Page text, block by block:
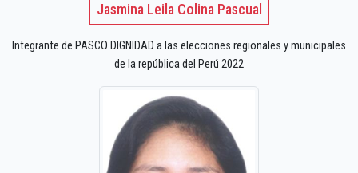
Jasmina Leila Colina Pascual
Integrante de PASCO DIGNIDAD a las elecciones regionales y municipales
de la república del Perú 2022